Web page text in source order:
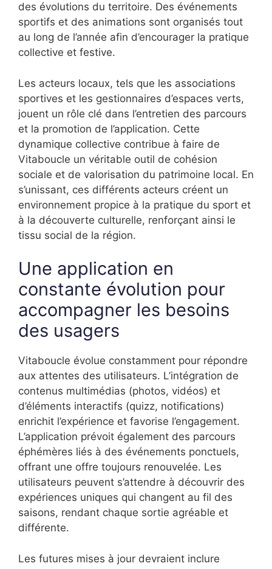
des évolutions du territoire. Des événements
sportifs et des animations sont organisés tout
au long de l’année afin d’encourager la pratique
collective et festive.
Les acteurs locaux, tels que les associations
sportives et les gestionnaires d’espaces verts,
jouent un rôle clé dans l’entretien des parcours
et la promotion de l’application. Cette
dynamique collective contribue à faire de
Vitaboucle un véritable outil de cohésion
sociale et de valorisation du patrimoine local. En
s’unissant, ces différents acteurs créent un
environnement propice à la pratique du sport et
à la découverte culturelle, renforçant ainsi le
tissu social de la région.
Une application en
constante évolution pour
accompagner les besoins
des usagers
Vitaboucle évolue constamment pour répondre
aux attentes des utilisateurs. L’intégration de
contenus multimédias (photos, vidéos) et
d’éléments interactifs (quizz, notifications)
enrichit l’expérience et favorise l’engagement.
L’application prévoit également des parcours
éphémères liés à des événements ponctuels,
offrant une offre toujours renouvelée. Les
utilisateurs peuvent s’attendre à découvrir des
expériences uniques qui changent au fil des
saisons, rendant chaque sortie agréable et
différente.
Les futures mises à jour devraient inclure